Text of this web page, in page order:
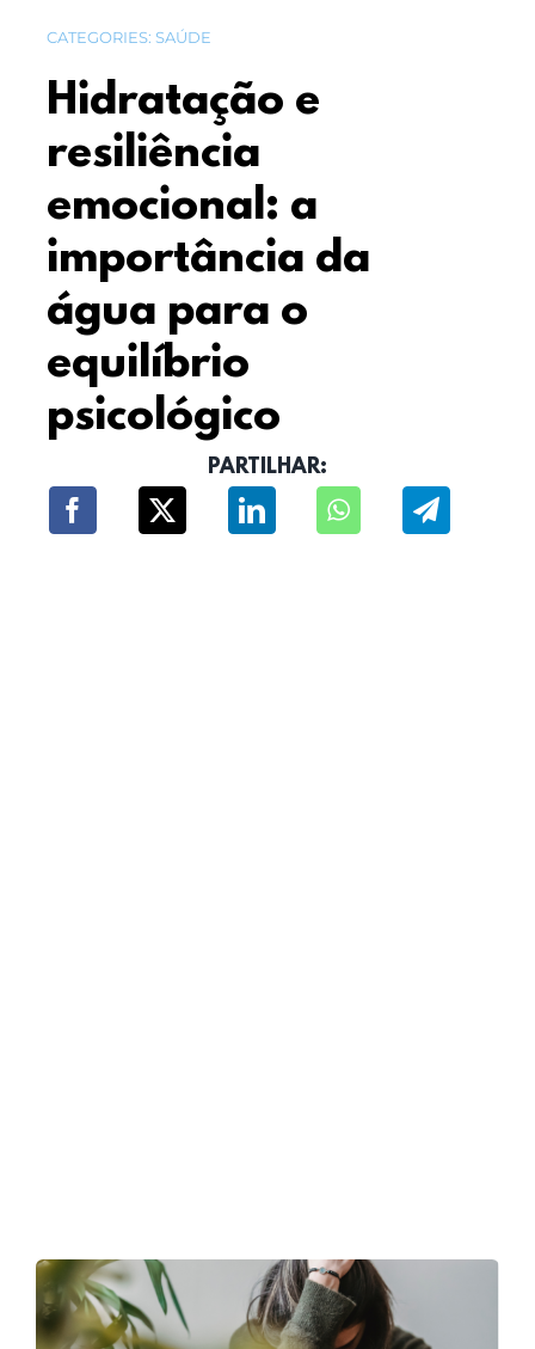
CATEGORIES: SAÚDE
Hidratação e
resiliência
emocional: a
importância da
água para o
equilíbrio
psicológico
PARTILHAR: